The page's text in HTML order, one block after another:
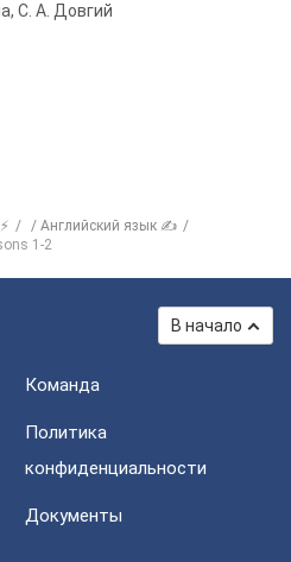
С. А. Довгий
Английский язык ✍
1-2
В начало
Команда
Политика
конфиденциальности
Документы